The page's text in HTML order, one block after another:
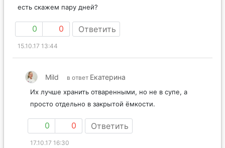
есть скажем пару дней?
0 0 Ответить
15.10.17 13:44
Mild в ответ Екатерина
Их лучше хранить отваренными, но не в супе, а
просто отдельно в закрытой ёмкости.
0 0 Ответить
17.10.17 16:30